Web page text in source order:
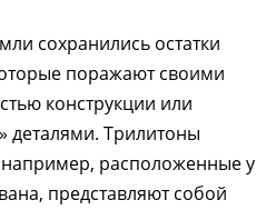
сохранились остатки
поражают своими
конструкции или
деталями. Трилитоны
например, расположенные у
представляют собой